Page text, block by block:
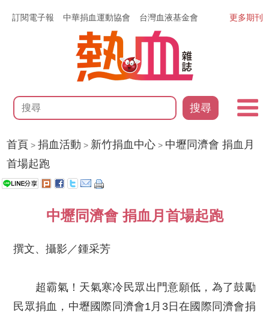
訂閱電子報 中華捐血運動協會 台灣血液基金會
搜尋
更多期刊
首頁 >捐血活動 > 新竹捐血中心 > 中壢同濟會 捐血月
首場起跑
中壢同濟會 捐血月首場起跑
撰文、攝影／鍾采芳
超霸氣！天氣寒冷民眾出門意願低，為了鼓勵
民眾捐血，中壢國際同濟會1月3日在國際同濟會捐